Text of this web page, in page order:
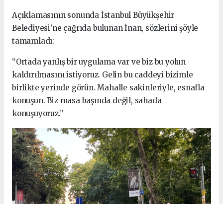
Açıklamasının sonunda İstanbul Büyükşehir
Belediyesi’ne çağrıda bulunan İnan, sözlerini şöyle
tamamladı:
“Ortada yanlış bir uygulama var ve biz bu yolun
kaldırılmasını istiyoruz. Gelin bu caddeyi bizimle
birlikte yerinde görün. Mahalle sakinleriyle, esnafla
konuşun. Biz masa başında değil, sahada
konuşuyoruz.”